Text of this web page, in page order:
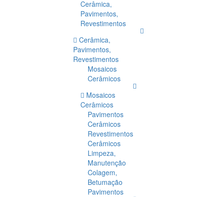
Cerâmica,
Pavimentos,
Revestimentos
Cerâmica,
Pavimentos,
Revestimentos
Mosaicos
Cerâmicos
Mosaicos
Cerâmicos
Pavimentos
Cerâmicos
Revestimentos
Cerâmicos
Limpeza,
Manutenção
Colagem,
Betumação
Pavimentos